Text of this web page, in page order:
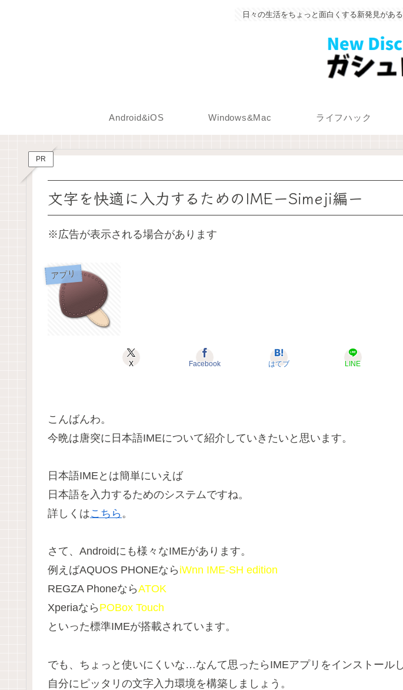
日々の生活をちょっと面白くする新発見が
Android&iOS Windows&Mac ライフハック
PR
文字を快適に入力するためのIMEーSimeji編ー
※広告が表示される場合があります
アプリ
X Facebook はてブ LINE
こんばんわ。
今晩は唐突に日本語IMEについて紹介していきたいと思います。
日本語IMEとは簡単にいえば
日本語を入力するためのシステムですね。
詳しくはこちら 。
さて、Androidにも様々なIMEがあります。
例えばAQUOS PHONEなら iWnn IME-SH edition
REGZA PhoneならATOK
Xperiaなら POBox Touch
といった標準IMEが搭載されています。
でも、ちょっと使いにくいな…なんて思ったらIMEアプリをインストール
自分にピッタリの文字入力環境を構築しましょう。